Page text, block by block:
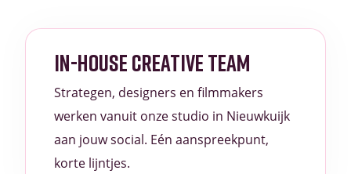
IN-HOUSE CREATIVE TEAM
Strategen, designers en filmmakers
werken vanuit onze studio in Nieuwkuijk
aan jouw social. Eén aanspreekpunt,
korte lijntjes.